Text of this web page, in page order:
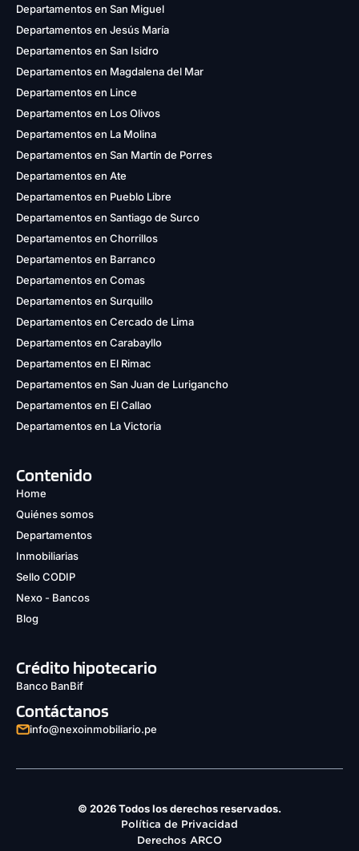
Departamentos en San Miguel
Departamentos en Jesús María
Departamentos en San Isidro
Departamentos en Magdalena del Mar
Departamentos en Lince
Departamentos en Los Olivos
Departamentos en La Molina
Departamentos en San Martín de Porres
Departamentos en Ate
Departamentos en Pueblo Libre
Departamentos en Santiago de Surco
Departamentos en Chorrillos
Departamentos en Barranco
Departamentos en Comas
Departamentos en Surquillo
Departamentos en Cercado de Lima
Departamentos en Carabayllo
Departamentos en El Rimac
Departamentos en San Juan de Lurigancho
Departamentos en El Callao
Departamentos en La Victoria
Contenido
Home
Quiénes somos
Departamentos
Inmobiliarias
Sello CODIP
Nexo - Bancos
Blog
Crédito hipotecario
Banco BanBif
Contáctanos
info@nexoinmobiliario.pe
© 2026 Todos los derechos reservados.
Política de Privacidad
Derechos ARCO